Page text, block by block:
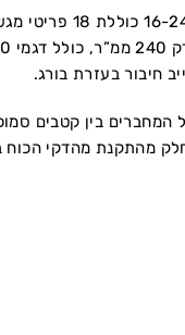
המחברים בין קטבים
מהתקנת מהדקי הכוח